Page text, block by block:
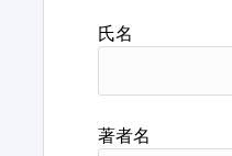
氏名
著者名